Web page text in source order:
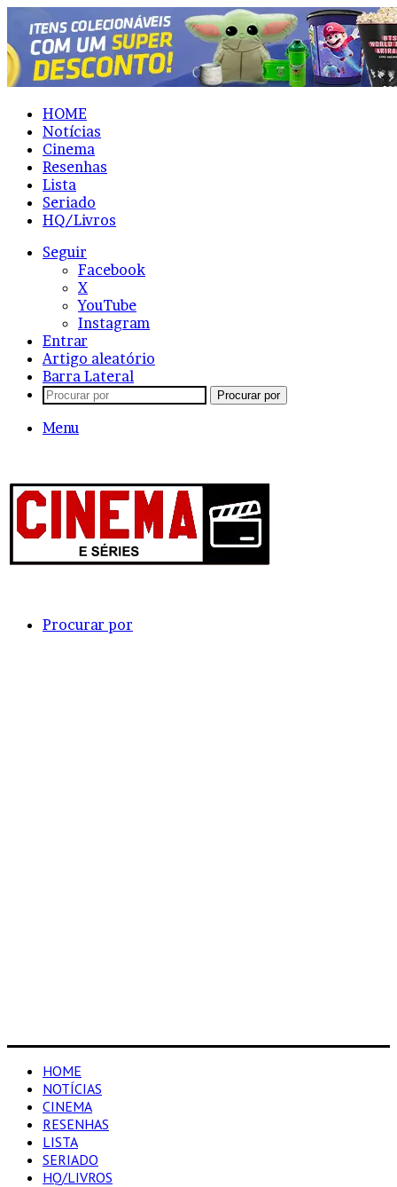
HOME
Notícias
Cinema
Resenhas
Lista
Seriado
HQ/Livros
Seguir
Facebook
X
YouTube
Instagram
Entrar
Artigo aleatório
Barra Lateral
Procurar por
Menu
Procurar por
HOME
NOTÍCIAS
CINEMA
RESENHAS
LISTA
SERIADO
HQ/LIVROS